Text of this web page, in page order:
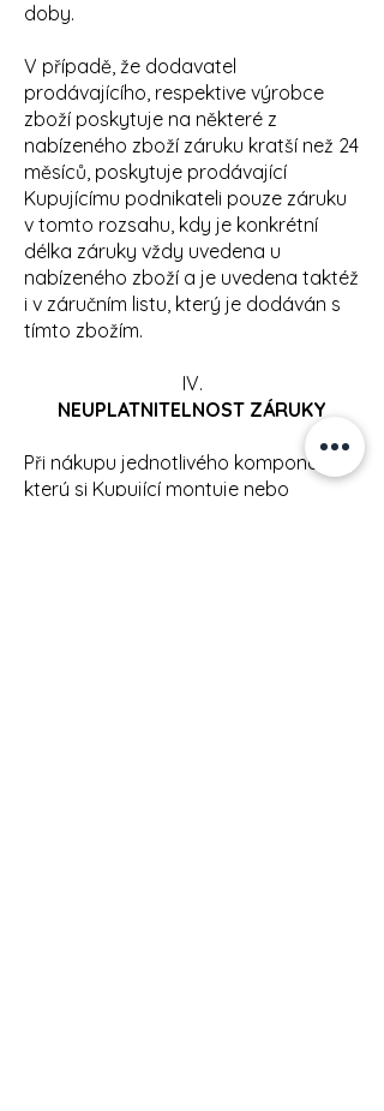
doby.
V případě, že dodavatel
prodávajícího, respektive výrobce
zboží poskytuje na některé z
nabízeného zboží záruku kratší než 24
měsíců, poskytuje prodávající
Kupujícímu podnikateli pouze záruku
v tomto rozsahu, kdy je konkrétní
délka záruky vždy uvedena u
nabízeného zboží a je uvedena taktéž
i v záručním listu, který je dodáván s
tímto zbožím.
IV.
NEUPLATNITELNOST ZÁRUKY
Při nákupu jednotlivého komponentu,
který si Kupující montuje nebo